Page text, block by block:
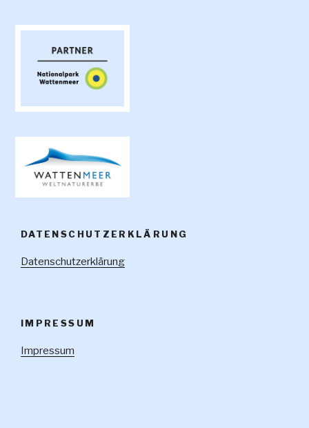
DATENSCHUTZERKLÄRUNG
Datenschutzerklärung
IMPRESSUM
Impressum